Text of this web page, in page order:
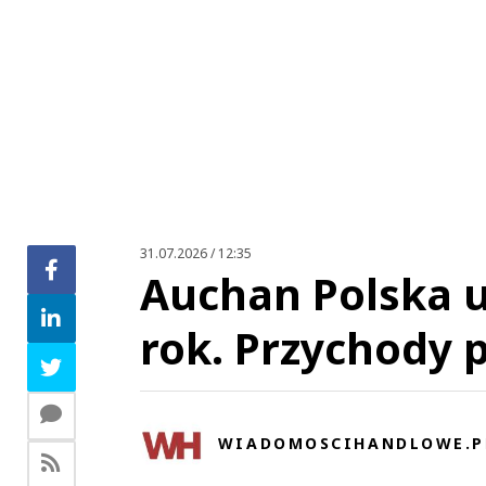
31.07.2026 / 12:35
Auchan Polska
rok. Przychody